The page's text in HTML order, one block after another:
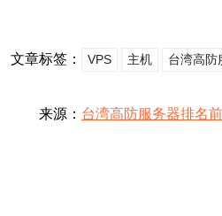
文章标签： VPS 主机 台湾高防
来源： 台湾高防服务器排名